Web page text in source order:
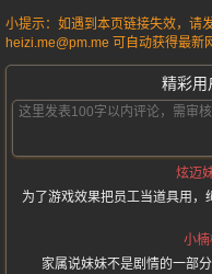
小提示：如遇到本页链接失效，请
heizi.me@pm.me 可自动获得最新
精彩用
炫迈
为了游戏效果把员工当道具用
小楠
家属说妹妹不是剧情的一部